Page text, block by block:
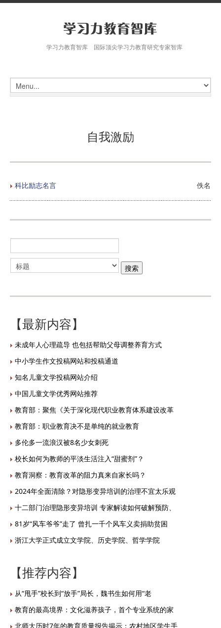
学习力教育智库 国际顶尖学习力教育研究专家智库
自我激励
科比励志名言 佚名
【最新内容】
未成年人心理疏导 也包括帮助父母调整养育方式
中小学生作文投稿网站和投稿通道
知名儿童文学投稿网站介绍
中国儿童文学优秀网站推荐
教育部：聚焦《关于深化现代职业教育体系建设改革
教育部：职业教育决不是单纯的就业教育
多伦多一流浪汉被8名少女刺死
校长如何为教师的平淡生活注入“甜蜜剂”？
教育洞察：教育改革的阻力真来自家长吗？
2024年全面清除？对隐形变异培训的治理不宜太乐观
十二部门治理隐形变异培训 专家解读如何破解预防、
81岁“风车爷爷”走了 曾扎一千个风车义卖捐助贫困
浙江大学正式成立文学院、历史学院、哲学学院
【推荐内容】
从“甩手”校长到“放手”局长，魏书生如何用“老
教育的最高境界：文化滋养孩子，首个专业系统的家
北师大历时7年的教育质量报告揭示：农村地区学生手